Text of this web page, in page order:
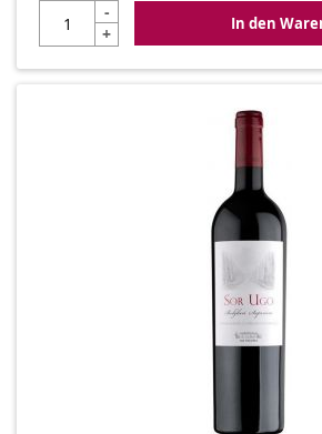
-
+
In den